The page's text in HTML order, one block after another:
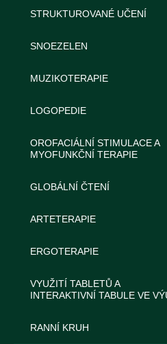
STRUKTUROVANÉ UČENÍ
SNOEZELEN
MUZIKOTERAPIE
LOGOPEDIE
OROFACIÁLNÍ STIMULACE A
MYOFUNKČNÍ TERAPIE
GLOBÁLNÍ ČTENÍ
ARTETERAPIE
ERGOTERAPIE
VYUŽITÍ TABLETŮ A
INTERAKTIVNÍ TABULE VE
RANNÍ KRUH